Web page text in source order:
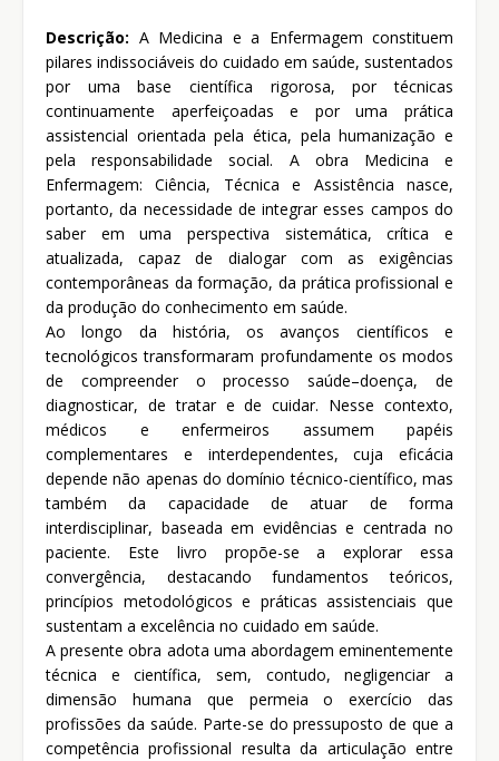
Descrição: A Medicina e a Enfermagem constituem
pilares indissociáveis do cuidado em saúde, sustentados
por uma base científica rigorosa, por técnicas
continuamente aperfeiçoadas e por uma prática
assistencial orientada pela ética, pela humanização e
pela responsabilidade social. A obra Medicina e
Enfermagem: Ciência, Técnica e Assistência nasce,
portanto, da necessidade de integrar esses campos do
saber em uma perspectiva sistemática, crítica e
atualizada, capaz de dialogar com as exigências
contemporâneas da formação, da prática profissional e
da produção do conhecimento em saúde.
Ao longo da história, os avanços científicos e
tecnológicos transformaram profundamente os modos
de compreender o processo saúde–doença, de
diagnosticar, de tratar e de cuidar. Nesse contexto,
médicos e enfermeiros assumem papéis
complementares e interdependentes, cuja eficácia
depende não apenas do domínio técnico-científico, mas
também da capacidade de atuar de forma
interdisciplinar, baseada em evidências e centrada no
paciente. Este livro propõe-se a explorar essa
convergência, destacando fundamentos teóricos,
princípios metodológicos e práticas assistenciais que
sustentam a excelência no cuidado em saúde.
A presente obra adota uma abordagem eminentemente
técnica e científica, sem, contudo, negligenciar a
dimensão humana que permeia o exercício das
profissões da saúde. Parte-se do pressuposto de que a
competência profissional resulta da articulação entre